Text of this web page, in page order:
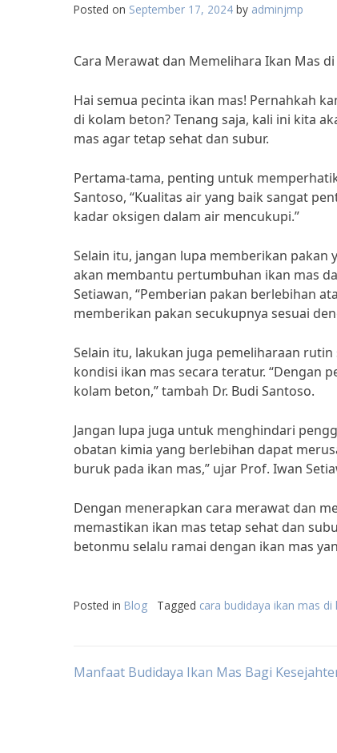
Posted on September 17, 2024 by adminjmp
Cara Merawat dan Memelihara Ikan Mas
Hai semua pecinta ikan mas! Pernahkah
di kolam beton? Tenang saja, kali ini kita
mas agar tetap sehat dan subur.
Pertama-tama, penting untuk
Santoso, “Kualitas air yang baik sangat
kadar oksigen dalam air mencukupi.”
Selain itu, jangan lupa memberikan pakan
akan membantu pertumbuhan ikan mas
Setiawan, “Pemberian pakan berlebihan
memberikan pakan secukupnya sesuai
Selain itu, lakukan juga pemeliharaan
kondisi ikan mas secara teratur. “Dengan
kolam beton,” tambah Dr. Budi Santoso.
Jangan lupa juga untuk menghindari
obatan kimia yang berlebihan dapat
buruk pada ikan mas,” ujar Prof. Iwan
Dengan menerapkan cara merawat dan
memastikan ikan mas tetap sehat dan
betonmu selalu ramai dengan ikan mas
Posted in Blog Tagged cara budidaya ikan mas
Post
Manfaat Budidaya Ikan Mas Bagi